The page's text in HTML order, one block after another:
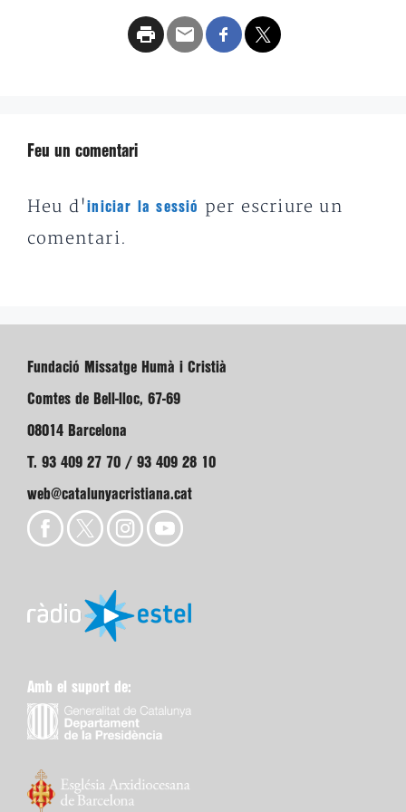
Feu un comentari
Heu d'iniciar la sessió
per escriure un
comentari.
Fundació Missatge Humà i Cristià
Comtes de Bell-lloc, 67-69
08014 Barcelona
T. 93 409 27 70 / 93 409 28 10
web@catalunyacristiana.cat
Amb el suport de: